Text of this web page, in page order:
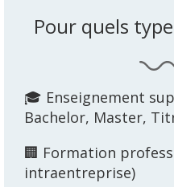
Pour quels
🎓 Enseignement
Bachelor, Master,
🏢 Formation
intraentreprise)